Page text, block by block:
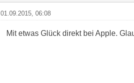
01.09.2015, 06:08
Mit etwas Glück direkt bei Apple.